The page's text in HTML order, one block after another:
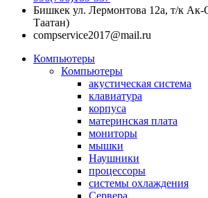
Бишкек ул. Лермонтова 12а, т/к Ак-
Таатан)
compservice2017@mail.ru
Компьютеры
Компьютеры
акустическая система
клавиатура
корпуса
материнская плата
мониторы
мышки
Наушники
процессоры
системы охлаждения
Сервера